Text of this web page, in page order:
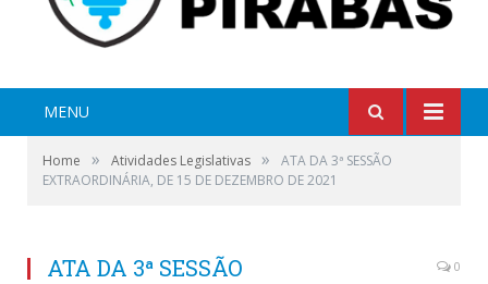
MENU
Home » Atividades Legislativas »
ATA DA 3ª SESSÃO
EXTRAORDINÁRIA, DE 15 DE DEZEMBRO DE 2021
ATA DA 3ª SESSÃO
0